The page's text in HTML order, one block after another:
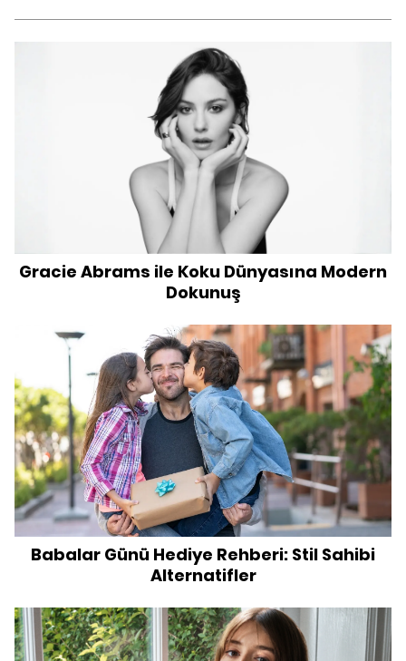
Gracie Abrams ile Koku Dünyasına Modern
Dokunuş
Babalar Günü Hediye Rehberi: Stil Sahibi
Alternatifler